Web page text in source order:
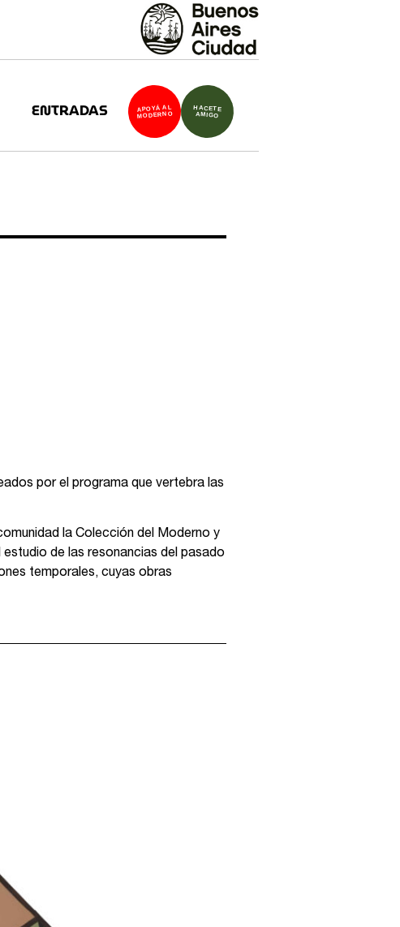
ENTRADAS APOYÁ AL
MODERNO
HACETE
AMIGO
por el programa que vertebra las
la Colección del Moderno y
de las resonancias del pasado
temporales, cuyas obras